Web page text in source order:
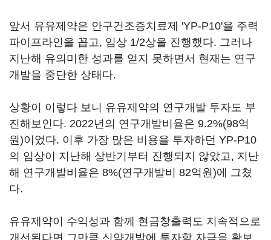
앞서 유유제약은 안구건조증치료제 'YP-P10'을 주력
파이프라인을 꼽고, 임상 1/2상을 진행했다. 그러나
지난해 유의미한 성과를 얻지 못하면서 현재는 연구
개발을 중단한 상태다.
상황이 이렇다 보니 유유제약의 연구개발 투자도 부
진해보인다. 2022년의 연구개발비율은 9.2%(98억
원)이었다. 이후 가장 많은 비용을 투자하던 YP-P10
의 임상이 지난해 상반기부터 진행되지 않았고, 지난
해 연구개발비율은 8%(연구개발비 82억원)에 그쳤
다.
유유제약이 수익성과 함께 현금창출력도 지속적으로
개선된다면 그만큼 신약개발에 투자할 자금을 확보